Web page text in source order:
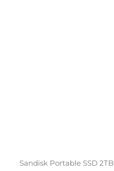
Sandisk Portable SSD 2TB